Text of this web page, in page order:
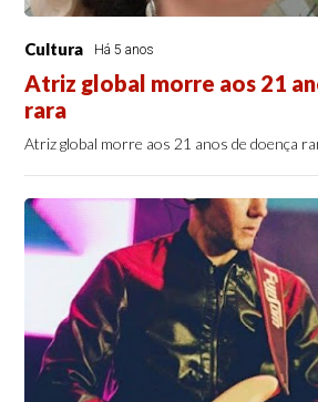
Cultura Há 5 anos
Atriz global morre aos 21
rara
Atriz global morre aos 21 anos de doença